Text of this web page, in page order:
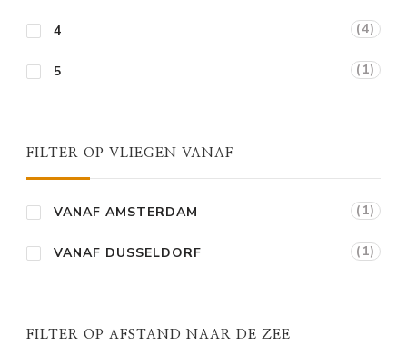
4 (4)
5 (1)
FILTER OP VLIEGEN VANAF
VANAF AMSTERDAM (1)
VANAF DUSSELDORF (1)
FILTER OP AFSTAND NAAR DE ZEE